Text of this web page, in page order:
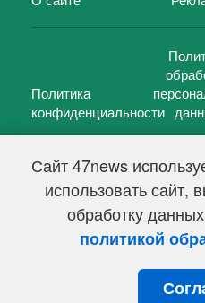
Сайт 47news
использовать сайт,
обработку
политикой
Политика
конфиденциальности
47 новостей (47 news)2005 —
Свидетельство о регистрации
Федеральной службой по
информационных технологий и